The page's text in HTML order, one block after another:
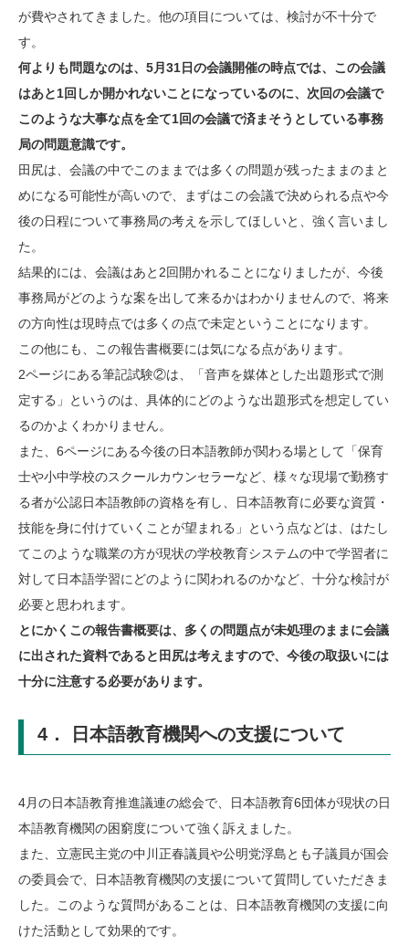
が費やされてきました。他の項目については、検討が不十分で
す。
何よりも問題なのは、5月31日の会議開催の時点では、この会議
はあと1回しか開かれないことになっているのに、次回の会議で
このような大事な点を全て1回の会議で済まそうとしている事務
局の問題意識です。
田尻は、会議の中でこのままでは多くの問題が残ったままのまと
めになる可能性が高いので、まずはこの会議で決められる点や今
後の日程について事務局の考えを示してほしいと、強く言いまし
た。
結果的には、会議はあと2回開かれることになりましたが、今後
事務局がどのような案を出して来るかはわかりませんので、将来
の方向性は現時点では多くの点で未定ということになります。
この他にも、この報告書概要には気になる点があります。
2ページにある筆記試験②は、「音声を媒体とした出題形式で測
定する」というのは、具体的にどのような出題形式を想定してい
るのかよくわかりません。
また、6ページにある今後の日本語教師が関わる場として「保育
士や小中学校のスクールカウンセラーなど、様々な現場で勤務す
る者が公認日本語教師の資格を有し、日本語教育に必要な資質・
技能を身に付けていくことが望まれる」という点などは、はたし
てこのような職業の方が現状の学校教育システムの中で学習者に
対して日本語学習にどのように関われるのかなど、十分な検討が
必要と思われます。
とにかくこの報告書概要は、多くの問題点が未処理のままに会議
に出された資料であると田尻は考えますので、今後の取扱いには
十分に注意する必要があります。
4． 日本語教育機関への支援について
4月の日本語教育推進議連の総会で、日本語教育6団体が現状の日
本語教育機関の困窮度について強く訴えました。
また、立憲民主党の中川正春議員や公明党浮島とも子議員が国会
の委員会で、日本語教育機関の支援について質問していただきま
した。このような質問があることは、日本語教育機関の支援に向
けた活動として効果的です。